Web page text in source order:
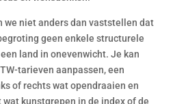
we niet anders dan vaststellen dat
geen enkele structurele
land in onevenwicht. Je kan
tarieven aanpassen, een
of rechts wat opendraaien en
kunstgrepen in de index of de